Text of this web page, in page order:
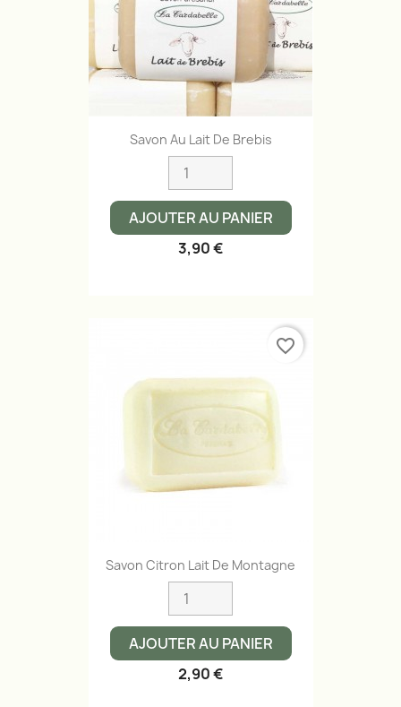
Savon Au Lait De Brebis
AJOUTER AU PANIER
3,90 €
Savon Citron Lait De Montagne
AJOUTER AU PANIER
2,90 €
favorite_border